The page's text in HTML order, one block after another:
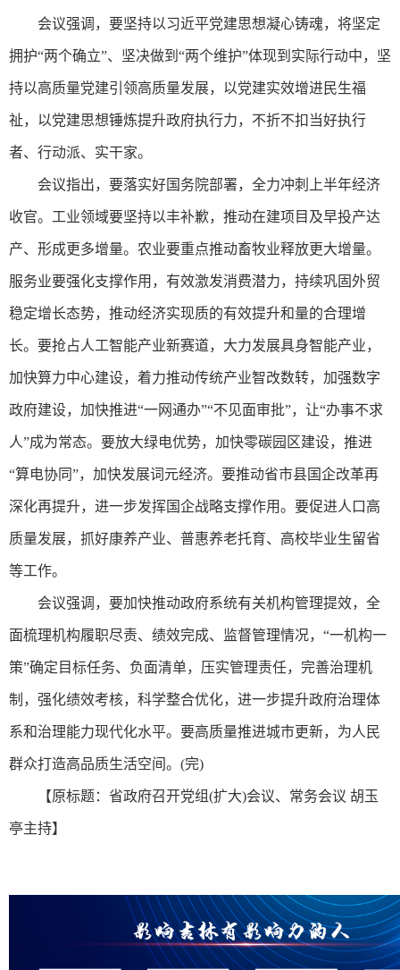
会议强调，要坚持以习近平党建思想凝心铸魂，将坚定
拥护“两个确立”、坚决做到“两个维护”体现到实际行动中，坚
持以高质量党建引领高质量发展，以党建实效增进民生福
祉，以党建思想锤炼提升政府执行力，不折不扣当好执行
者、行动派、实干家。
会议指出，要落实好国务院部署，全力冲刺上半年经济
收官。工业领域要坚持以丰补歉，推动在建项目及早投产达
产、形成更多增量。农业要重点推动畜牧业释放更大增量。
服务业要强化支撑作用，有效激发消费潜力，持续巩固外贸
稳定增长态势，推动经济实现质的有效提升和量的合理增
长。要抢占人工智能产业新赛道，大力发展具身智能产业，
加快算力中心建设，着力推动传统产业智改数转，加强数字
政府建设，加快推进“一网通办”“不见面审批”，让“办事不求
人”成为常态。要放大绿电优势，加快零碳园区建设，推进
“算电协同”，加快发展词元经济。要推动省市县国企改革再
深化再提升，进一步发挥国企战略支撑作用。要促进人口高
质量发展，抓好康养产业、普惠养老托育、高校毕业生留省
等工作。
会议强调，要加快推动政府系统有关机构管理提效，全
面梳理机构履职尽责、绩效完成、监督管理情况，“一机构一
策”确定目标任务、负面清单，压实管理责任，完善治理机
制，强化绩效考核，科学整合优化，进一步提升政府治理体
系和治理能力现代化水平。要高质量推进城市更新，为人民
群众打造高品质生活空间。(完)
【原标题：省政府召开党组(扩大)会议、常务会议 胡玉
亭主持】